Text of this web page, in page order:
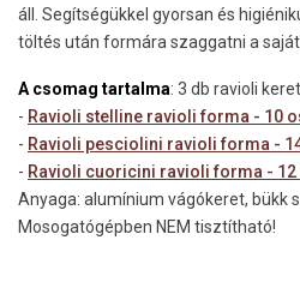
áll. Segítségükkel gyorsan és
töltés után formára szaggatni a
A csomag tartalma: 3 db ravioli
- Ravioli stelline ravioli forma - 10
- Ravioli pesciolini ravioli forma -
- Ravioli cuoricini ravioli forma - 12
Anyaga: alumínium vágókeret, bükk
Mosogatógépben NEM tisztítható!